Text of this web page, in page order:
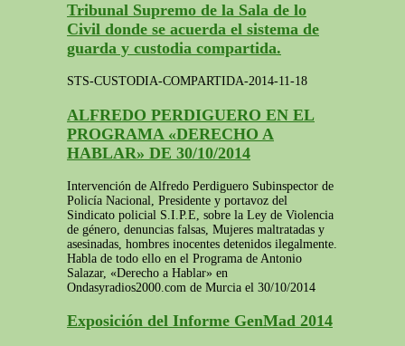
Tribunal Supremo de la Sala de lo
Civil donde se acuerda el sistema de
guarda y custodia compartida.
STS-CUSTODIA-COMPARTIDA-2014-11-18
ALFREDO PERDIGUERO EN EL
PROGRAMA «DERECHO A
HABLAR» DE 30/10/2014
Intervención de Alfredo Perdiguero Subinspector de
Policía Nacional, Presidente y portavoz del
Sindicato policial S.I.P.E, sobre la Ley de Violencia
de género, denuncias falsas, Mujeres maltratadas y
asesinadas, hombres inocentes detenidos ilegalmente.
Habla de todo ello en el Programa de Antonio
Salazar, «Derecho a Hablar» en
Ondasyradios2000.com de Murcia el 30/10/2014
Exposición del Informe GenMad 2014